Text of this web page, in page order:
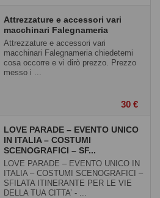
Attrezzature e accessori vari
macchinari Falegnameria
Attrezzature e accessori vari
macchinari Falegnameria chiedetemi
cosa occorre e vi dirò prezzo. Prezzo
messo i ...
30 €
LOVE PARADE – EVENTO UNICO
IN ITALIA – COSTUMI
SCENOGRAFICI – SF...
LOVE PARADE – EVENTO UNICO IN
ITALIA – COSTUMI SCENOGRAFICI –
SFILATA ITINERANTE PER LE VIE
DELLA TUA CITTA’ - ...